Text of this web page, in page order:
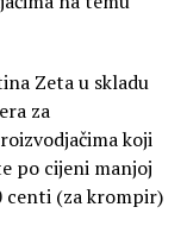
Zeta u skladu
za
koji
po cijeni manjoj
centi (za krompir)